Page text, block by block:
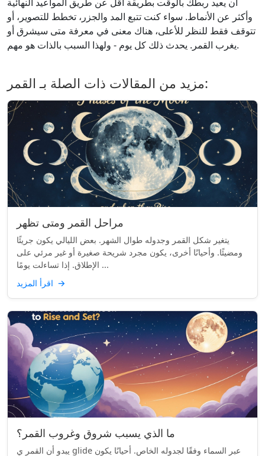
وأكثر عن الأنماط. سواء كنت تتبع المد والجزر، تخطط للتصوير، أو
تتوقف فقط للنظر للأعلى، هناك معنى في معرفة متى سيشرق أو
يغرب القمر. يحدث ذلك كل يوم - ولهذا السبب بالذات هو مهم.
مزيد من المقالات ذات الصلة بـ القمر:
مراحل القمر ومتى تظهر
يتغير شكل القمر وجدوله طوال الشهر. بعض الليالي يكون جريئًا
ومضيئًا. وأحيانًا أخرى، يكون مجرد شريحة صغيرة أو غير مرئي على
الإطلاق. إذا تساءلت يومًا ...
→
ما الذي يسبب شروق وغروب القمر؟
يبدو أن القمر ي glide عبر السماء وفقًا لجدوله الخاص. أحيانًا يكون